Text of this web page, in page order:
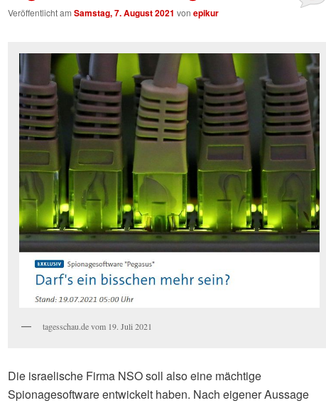
Veröffentlicht am Samstag, 7. August 2021 von epikur
tagesschau.de vom 19. Juli 2021
Die israelische Firma NSO soll also eine mächtige
Spionagesoftware entwickelt haben. Nach eigener Aussage